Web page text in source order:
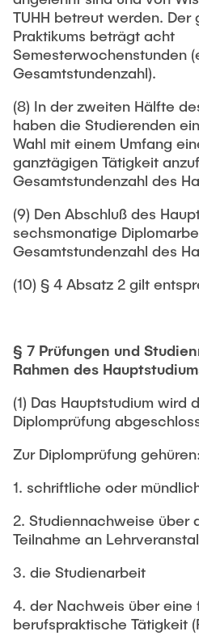
TUHH betreut werden. Der
Praktikums beträgt acht
Semesterwochenstunden
Gesamtstundenzahl).
(8) In der zweiten Hälfte
haben die Studierenden
Wahl mit einem Umfang
ganztägigen Tätigkeit
Gesamtstundenzahl des
(9) Den Abschluß des
sechsmonatige
Gesamtstundenzahl des
(10) § 4 Absatz 2 gilt
§ 7 Prüfungen und
Rahmen des
(1) Das Hauptstudium wird
Diplomprüfung
Zur Diplomprüfung gehüren:
1. schriftliche oder
2. Studiennachweise über
Teilnahme an
3. die Studienarbeit
4. der Nachweis über
berufspraktische Tätigkeit